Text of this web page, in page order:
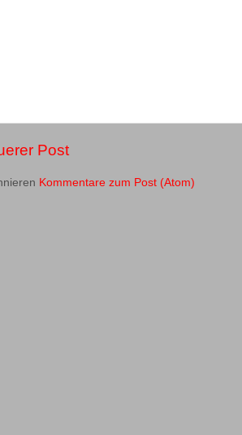
Post
Kommentare zum Post (Atom)